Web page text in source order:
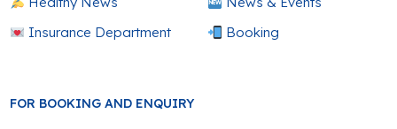
Insurance Department
Booking
FOR BOOKING AND ENQUIRY